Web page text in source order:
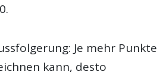
Je mehr Punkte
kann, desto